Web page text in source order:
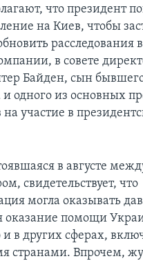
что президент
на Киев, чтобы
расследования
в совете
Байден, сын
одного из основных
участие в
в августе
свидетельствует, что
могла оказывать
оказание помощи
и в других сферах,
странами. Впрочем,